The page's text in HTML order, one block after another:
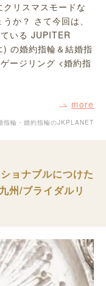
リスマスモードな
か？ さて今回は、
いる JUPITER
の婚約指輪＆結婚指
ジリング <婚約指
more
指輪・婚約指輪のJKPLANET
ョナブルにつけた
州/ブライダルリ